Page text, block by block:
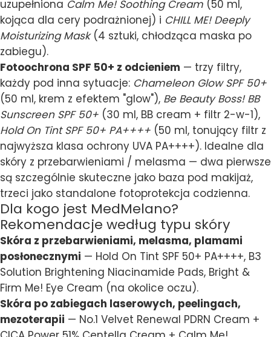
uzupełniona Calm Me! Soothing Cream (50 ml,
kojąca dla cery podrażnionej) i CHILL ME! Deeply
Moisturizing Mask(4 sztuki, chłodząca maska po
zabiegu).
Fotoochrona SPF 50+ z odcieniem — trzy filtry,
każdy pod inna sytuacje: Chameleon Glow SPF 50+
(50 ml, krem z efektem "glow"), Be Beauty Boss! BB
Sunscreen SPF 50+ (30 ml, BB cream + filtr 2-w-1),
Hold On Tint SPF 50+ PA++++ (50 ml, tonujący filtr z
najwyższa klasa ochrony UVA PA++++). Idealne dla
skóry z przebarwieniami / melasma — dwa pierwsze
są szczególnie skuteczne jako baza pod makijaż,
trzeci jako standalone fotoprotekcja codzienna.
Dla kogo jest MedMelano?
Rekomendacje według typu skóry
Skóra z przebarwieniami, melasma, plamami
posłonecznymi — Hold On Tint SPF 50+ PA++++, B3
Solution Brightening Niacinamide Pads, Bright &
Firm Me! Eye Cream (na okolice oczu).
Skóra po zabiegach laserowych, peelingach,
mezoterapii — No.1 Velvet Renewal PDRN Cream +